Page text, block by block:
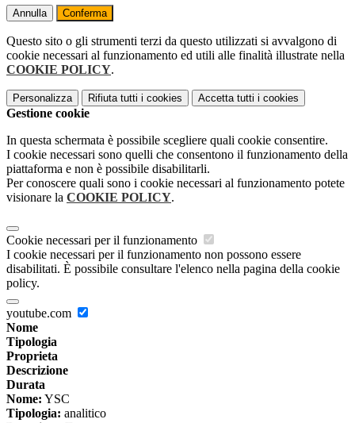
Annulla Conferma
Questo sito o gli strumenti terzi da questo utilizzati si avvalgono di
cookie necessari al funzionamento ed utili alle finalità illustrate nella
COOKIE POLICY.
Personalizza Rifiuta tutti i cookies Accetta tutti i cookies
Gestione cookie
In questa schermata è possibile scegliere quali cookie consentire.
I cookie necessari sono quelli che consentono il funzionamento della
piattaforma e non è possibile disabilitarli.
Per conoscere quali sono i cookie necessari al funzionamento potete
visionare la COOKIE POLICY.
Cookie necessari per il funzionamento
I cookie necessari per il funzionamento non possono essere
disabilitati. È possibile consultare l'elenco nella pagina della cookie
policy.
youtube.com
Nome
Tipologia
Proprieta
Descrizione
Durata
Nome: YSC
Tipologia: analitico